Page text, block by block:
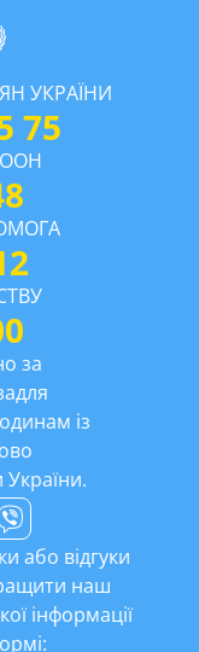
УКРАЇНИ
75
ООН
за
із
або відгуки
наш
інформації